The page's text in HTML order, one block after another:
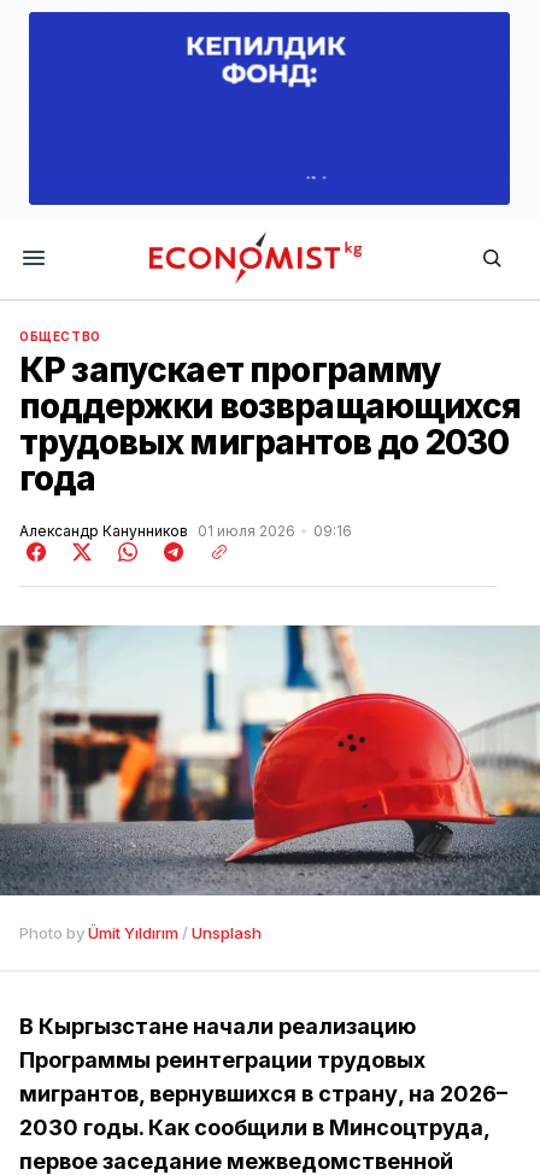
Economist.kg
ОБЩЕСТВО
КР запускает программу
поддержки возвращающихся
трудовых мигрантов до 2030
года
Александр Канунников 01 июля 2026 09:16
Photo by Ümit Yıldırım / Unsplash
В Кыргызстане начали реализацию
Программы реинтеграции трудовых
мигрантов, вернувшихся в страну, на 2026–
2030 годы. Как сообщили в Минсоцтруда,
первое заседание межведомственной